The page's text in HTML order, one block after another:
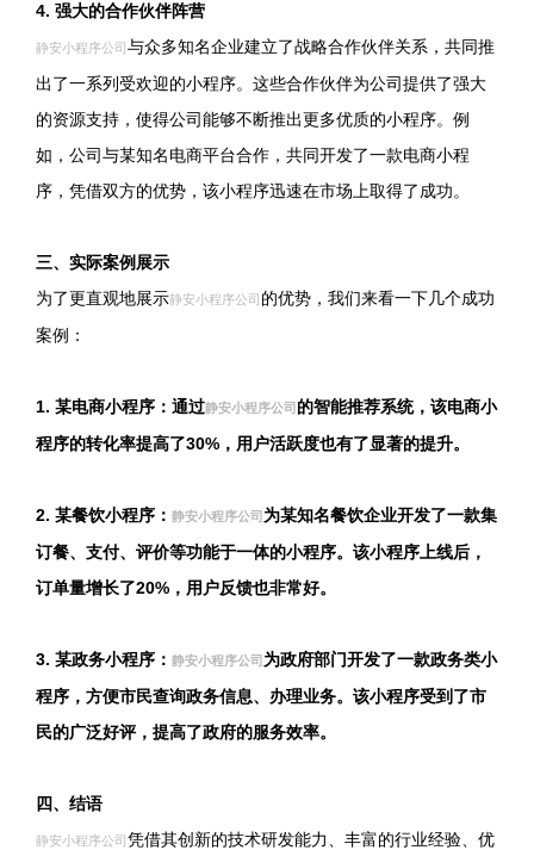
4. 强大的合作伙伴阵营
静安小程序公司 与众多知名企业建立了战略合作伙伴关系，共同推
出了一系列受欢迎的小程序。这些合作伙伴为公司提供了强大
的资源支持，使得公司能够不断推出更多优质的小程序。例
如，公司与某知名电商平台合作，共同开发了一款电商小程
序，凭借双方的优势，该小程序迅速在市场上取得了成功。
三、实际案例展示
为了更直观地展示静安小程序公司 的优势，我们来看一下几个成功
案例：
1. 某电商小程序：通过静安小程序公司 的智能推荐系统，该电商小
程序的转化率提高了30%，用户活跃度也有了显著的提升。
2. 某餐饮小程序： 静安小程序公司 为某知名餐饮企业开发了一款集
订餐、支付、评价等功能于一体的小程序。该小程序上线后，
订单量增长了20%，用户反馈也非常好。
3. 某政务小程序： 静安小程序公司 为政府部门开发了一款政务类小
程序，方便市民查询政务信息、办理业务。该小程序受到了市
民的广泛好评，提高了政府的服务效率。
四、结语
静安小程序公司 凭借其创新的技术研发能力、丰富的行业经验、优